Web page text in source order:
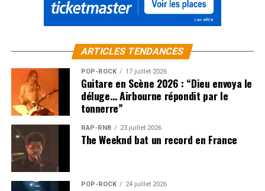
ARTICLES TENDANCES
POP-ROCK 17 juillet 2026
Guitare en Scène 2026 : “Dieu envoya le
déluge… Airbourne répondit par le
tonnerre”
RAP-RNB 23 juillet 2026
The Weeknd bat un record en France
POP-ROCK 24 juillet 2026